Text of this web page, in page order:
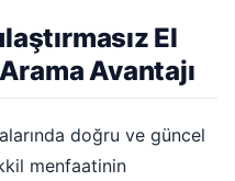
El
Avantajı
doğru ve güncel
menfaatinin